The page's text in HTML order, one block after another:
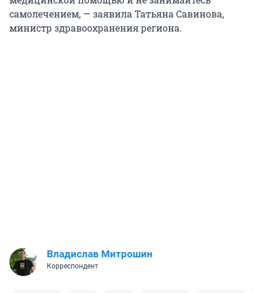
самолечением, — заявила Татьяна Савинова,
министр здравоохранения региона.
Владислав Митрошин
Корреспондент